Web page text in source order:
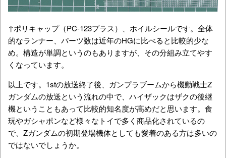
↑ポリキャップ（PC-123プラス）、ホイルシールです。全体
的なランナー、パーツ数は近年のHGに比べると比較的少な
め。構造が単調というのもありますが、その分組み立てやす
くなっています。
以上です。1stの放送終了後、ガンプラブームから機動戦士Z
ガンダムの放送という流れの中で、ハイザックはザクの後継
機ということもあって比較的知名度が高めだと思います。食
玩やガシャポンなど様々なトイで多く商品化されているの
で、Ζガンダムの初期登場機体としても愛着のある方は多いの
ではないでしょうか。